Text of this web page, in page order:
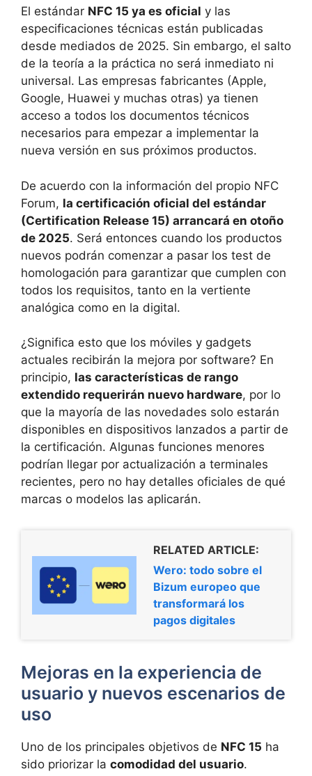
El estándar NFC 15 ya es oficial y las
especificaciones técnicas están publicadas
desde mediados de 2025. Sin embargo, el salto
de la teoría a la práctica no será inmediato ni
universal. Las empresas fabricantes (Apple,
Google, Huawei y muchas otras) ya tienen
acceso a todos los documentos técnicos
necesarios para empezar a implementar la
nueva versión en sus próximos productos.
De acuerdo con la información del propio NFC
Forum, la certificación oficial del estándar
(Certification Release 15) arrancará en otoño
de 2025. Será entonces cuando los productos
nuevos podrán comenzar a pasar los test de
homologación para garantizar que cumplen con
todos los requisitos, tanto en la vertiente
analógica como en la digital.
¿Significa esto que los móviles y gadgets
actuales recibirán la mejora por software? En
principio, las características de rango
extendido requerirán nuevo hardware, por lo
que la mayoría de las novedades solo estarán
disponibles en dispositivos lanzados a partir de
la certificación. Algunas funciones menores
podrían llegar por actualización a terminales
recientes, pero no hay detalles oficiales de qué
marcas o modelos las aplicarán.
RELATED ARTICLE:
Wero: todo sobre el
Bizum europeo que
transformará los
pagos digitales
Mejoras en la experiencia de
usuario y nuevos escenarios de
uso
Uno de los principales objetivos de NFC 15 ha
sido priorizar la comodidad del usuario.